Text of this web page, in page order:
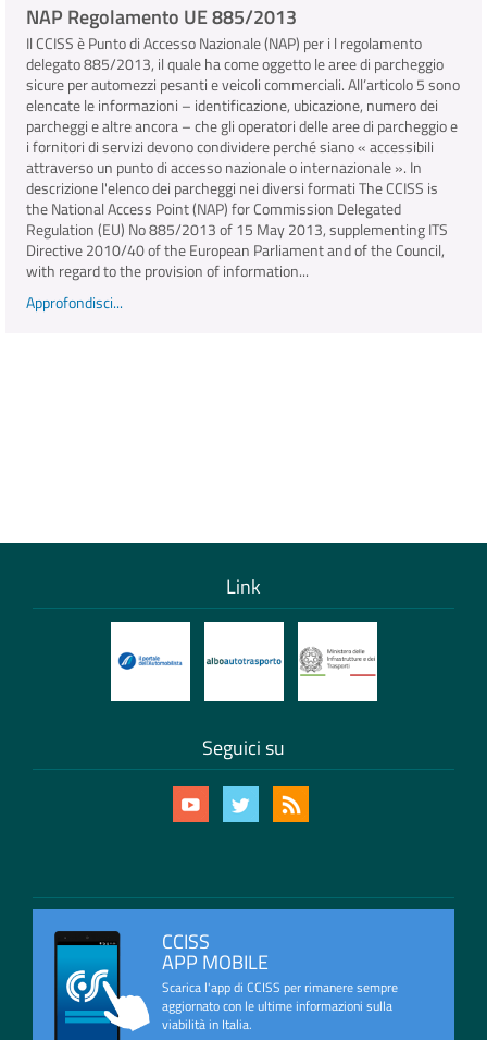
NAP Regolamento UE 885/2013
Il CCISS è Punto di Accesso Nazionale (NAP) per i l regolamento
delegato 885/2013, il quale ha come oggetto le aree di parcheggio
sicure per automezzi pesanti e veicoli commerciali. All’articolo 5 sono
elencate le informazioni – identificazione, ubicazione, numero dei
parcheggi e altre ancora – che gli operatori delle aree di parcheggio e
i fornitori di servizi devono condividere perché siano « accessibili
attraverso un punto di accesso nazionale o internazionale ». In
descrizione l'elenco dei parcheggi nei diversi formati The CCISS is
the National Access Point (NAP) for Commission Delegated
Regulation (EU) No 885/2013 of 15 May 2013, supplementing ITS
Directive 2010/40 of the European Parliament and of the Council,
with regard to the provision of information...
Approfondisci...
Link
Seguici su
CCISS
APP MOBILE
Scarica l'app di CCISS per rimanere sempre
aggiornato con le ultime informazioni sulla
viabilità in Italia.